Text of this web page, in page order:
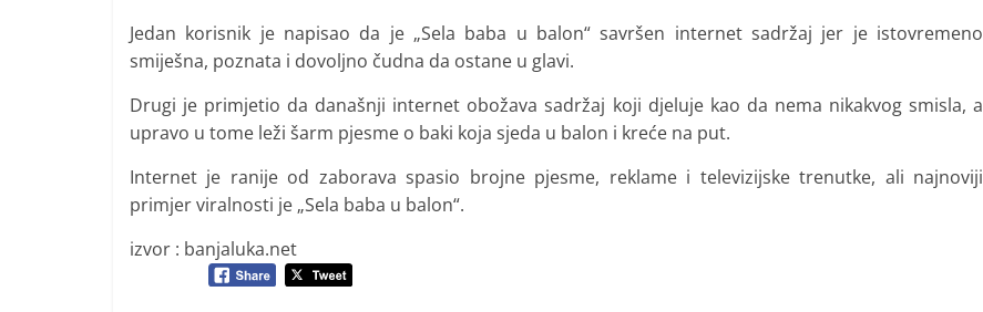
Jedan korisnik je napisao da je „Sela baba u balon“ savršen internet sadržaj jer je istovremeno
smiješna, poznata i dovoljno čudna da ostane u glavi.
Drugi je primjetio da današnji internet obožava sadržaj koji djeluje kao da nema nikakvog smisla, a
upravo u tome leži šarm pjesme o baki koja sjeda u balon i kreće na put.
Internet je ranije od zaborava spasio brojne pjesme, reklame i televizijske trenutke, ali najnoviji
primjer viralnosti je „Sela baba u balon“.
izvor : banjaluka.net